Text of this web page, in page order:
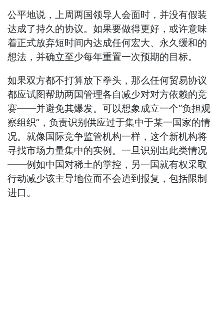
公平地说，上周两国领导人会面时，并没有假装
达成了持久的协议。如果要做得更好，或许意味
着正式放弃短时间内达成任何宏大、永久缓和的
想法，并确立至少每年重置一次预期的目标。
如果双方都不打算放下拳头，那么任何贸易协议
都应试图帮助两国管理各自减少对对方依赖的竞
赛——并避免其爆发。可以想象成立一个“负担观
察组织”，负责识别供应过于集中于某一国家的情
况。就像国际竞争监管机构一样，这个新机构将
寻找市场力量集中的实例。一旦识别出此类情况
——例如中国对稀土的掌控，另一国就有权采取
行动减少该主导地位而不会遭到报复，包括限制
进口。